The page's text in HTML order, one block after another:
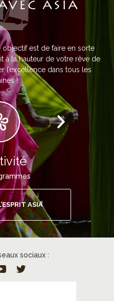
ASIA
est de faire en sorte
à la hauteur de votre rêve de
l’excellence dans tous les
!
ASIA
sociaux :